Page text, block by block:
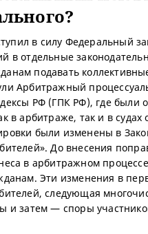
в силу Федеральный
в отдельные
подавать
Арбитражный
РФ (ГПК РФ), где были
в арбитраже, так и в
были изменены в
До внесения
в арбитражном
Эти изменения в
следующая
и затем — споры